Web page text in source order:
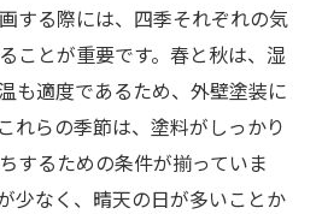
境に適した塗料の選び方
良市の家を美しく見せるテク
タイルに合う塗装デザイン
する際には、四季それぞれの気
ことが重要です。春と秋は、湿
も適度であるため、外壁塗装に
れらの季節は、塗料がしっかり
するための条件が揃っていま
少なく、晴天の日が多いことか